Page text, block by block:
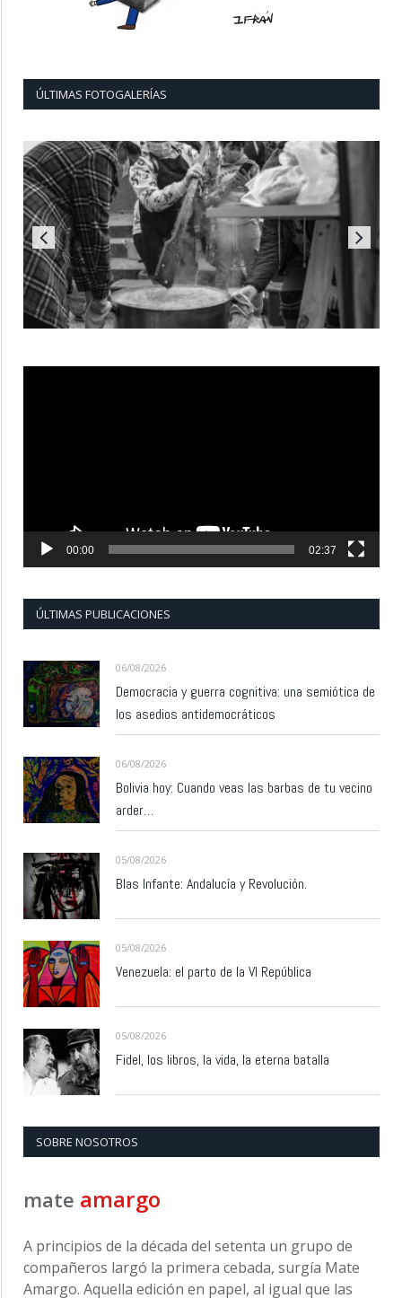
ÚLTIMAS FOTOGALERÍAS
00:00 02:37
ÚLTIMAS PUBLICACIONES
06/08/2026
Democracia y guerra cognitiva: una semiótica de
los asedios antidemocráticos
06/08/2026
Bolivia hoy: Cuando veas las barbas de tu vecino
arder…
05/08/2026
Blas Infante: Andalucía y Revolución.
05/08/2026
Venezuela: el parto de la VI República
05/08/2026
Fidel, los libros, la vida, la eterna batalla
SOBRE NOSOTROS
mate amargo
A principios de la década del setenta un grupo de
compañeros largó la primera cebada, surgía Mate
Amargo. Aquella edición en papel, al igual que las